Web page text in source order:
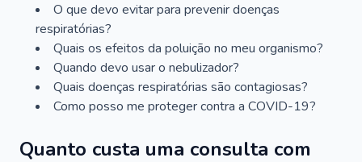
O que devo evitar para prevenir doenças
respiratórias?
Quais os efeitos da poluição no meu organismo?
Quando devo usar o nebulizador?
Quais doenças respiratórias são contagiosas?
Como posso me proteger contra a COVID-19?
Quanto custa uma consulta com